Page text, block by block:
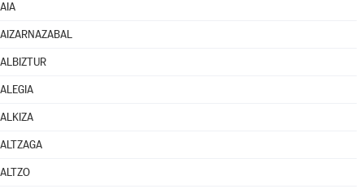
AIA
AIZARNAZABAL
ALBIZTUR
ALEGIA
ALKIZA
ALTZAGA
ALTZO